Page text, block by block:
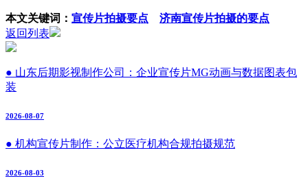
本文关键词： 宣传片拍摄要点
济南宣传片拍摄的要点
返回列表
● 山东后期影视制作公司：企业宣传片MG动画与数据图表包
装
2026-08-07
● 机构宣传片制作：公立医疗机构合规拍摄规范
2026-08-03